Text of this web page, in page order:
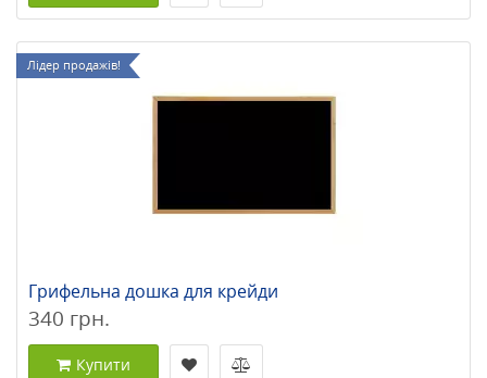
Лідер продажів!
Грифельна дошка для крейди
340 грн.
Купити